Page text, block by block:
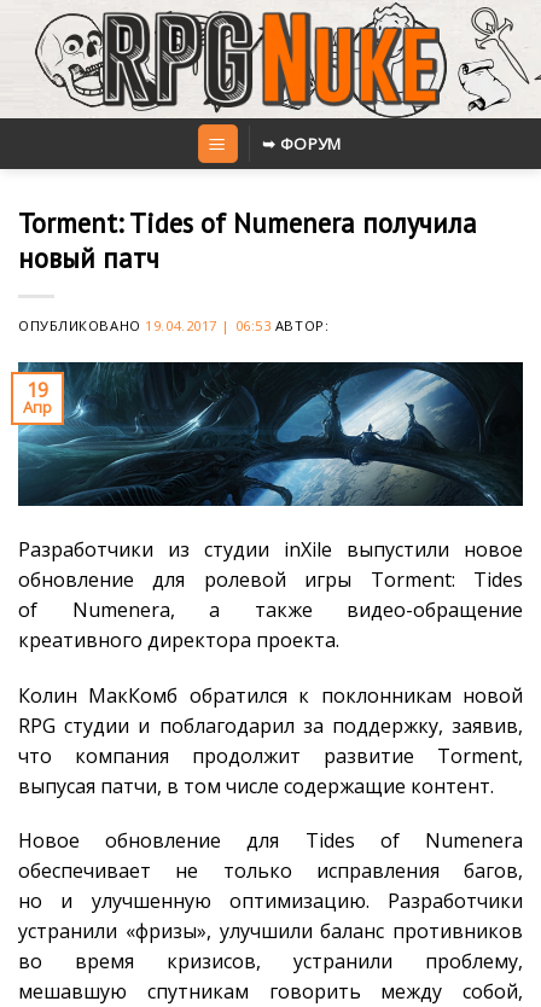
content
➥ ФОРУМ
Torment: Tides of Numenera получила
новый патч
ОПУБЛИКОВАНО 19.04.2017 | 06:53 АВТОР:
19
Апр
Разработчики из студии inXile выпустили новое
обновление для ролевой игры Torment: Tides
of Numenera, а также видео-обращение
креативного директора проекта.
Колин МакКомб обратился к поклонникам новой
RPG студии и поблагодарил за поддержку, заявив,
что компания продолжит развитие Torment,
выпусая патчи, в том числе содержащие контент.
Новое обновление для Tides of Numenera
обеспечивает не только исправления багов,
но и улучшенную оптимизацию. Разработчики
устранили «фризы», улучшили баланс противников
во время кризисов, устранили проблему,
мешавшую спутникам говорить между собой,